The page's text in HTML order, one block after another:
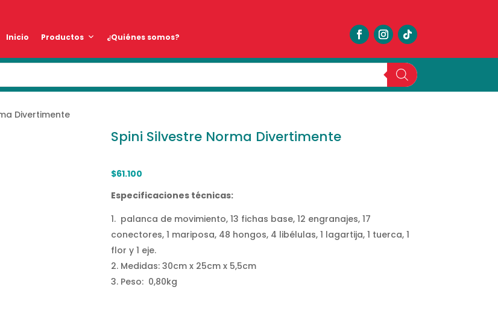
Inicio Productos ¿Quiénes somos?
Divertimente
Spini Silvestre Norma Divertimente
$61.100
Especificaciones técnicas:
palanca de movimiento, 13 fichas base, 12 engranajes, 17
conectores, 1 mariposa, 48 hongos, 4 libélulas, 1 lagartija, 1 tuerca, 1
flor y 1 eje.
Medidas: 30cm x 25cm x 5,5cm
Peso: 0,80kg